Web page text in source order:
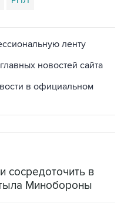
ленту
новостей сайта
в официальном
сосредоточить в
Минобороны